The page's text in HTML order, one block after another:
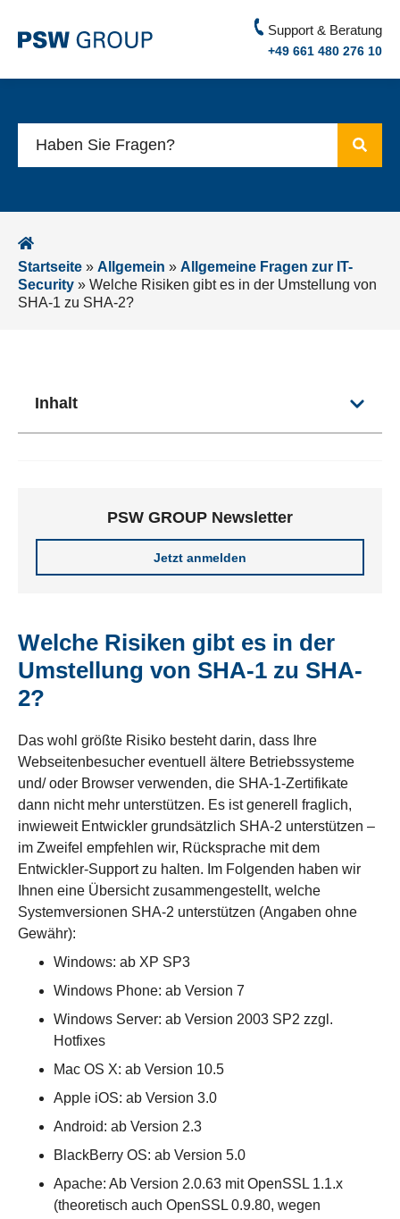
Support & Beratung
+49 661 480 276 10
Startseite » Allgemein » Allgemeine Fragen zur IT-
Security » Welche Risiken gibt es in der Umstellung von
SHA-1 zu SHA-2?
Inhalt
PSW GROUP Newsletter
Jetzt anmelden
Welche Risiken gibt es in der
Umstellung von SHA-1 zu SHA-
2?
Das wohl größte Risiko besteht darin, dass Ihre
Webseitenbesucher eventuell ältere Betriebssysteme
und/ oder Browser verwenden, die SHA-1-Zertifikate
dann nicht mehr unterstützen. Es ist generell fraglich,
inwieweit Entwickler grundsätzlich SHA-2 unterstützen –
im Zweifel empfehlen wir, Rücksprache mit dem
Entwickler-Support zu halten. Im Folgenden haben wir
Ihnen eine Übersicht zusammengestellt, welche
Systemversionen SHA-2 unterstützen (Angaben ohne
Gewähr):
Windows: ab XP SP3
Windows Phone: ab Version 7
Windows Server: ab Version 2003 SP2 zzgl.
Hotfixes
Mac OS X: ab Version 10.5
Apple iOS: ab Version 3.0
Android: ab Version 2.3
BlackBerry OS: ab Version 5.0
Apache: Ab Version 2.0.63 mit OpenSSL 1.1.x
(theoretisch auch OpenSSL 0.9.80, wegen